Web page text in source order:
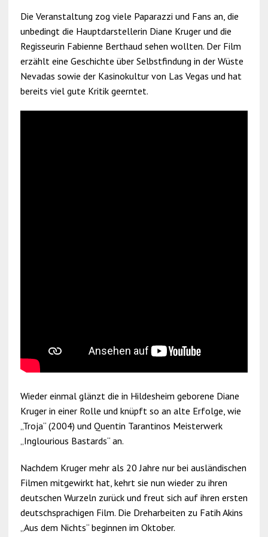
Die Veranstaltung zog viele Paparazzi und Fans an, die
unbedingt die Hauptdarstellerin Diane Kruger und die
Regisseurin Fabienne Berthaud sehen wollten. Der Film
erzählt eine Geschichte über Selbstfindung in der Wüste
Nevadas sowie der Kasinokultur von Las Vegas und hat
bereits viel gute Kritik geerntet.
Wieder einmal glänzt die in Hildesheim geborene Diane
Kruger in einer Rolle und knüpft so an alte Erfolge, wie
„Troja“ (2004) und Quentin Tarantinos Meisterwerk
„Inglourious Bastards“ an.
Nachdem Kruger mehr als 20 Jahre nur bei ausländischen
Filmen mitgewirkt hat, kehrt sie nun wieder zu ihren
deutschen Wurzeln zurück und freut sich auf ihren ersten
deutschsprachigen Film. Die Dreharbeiten zu Fatih Akins
„Aus dem Nichts“ beginnen im Oktober.